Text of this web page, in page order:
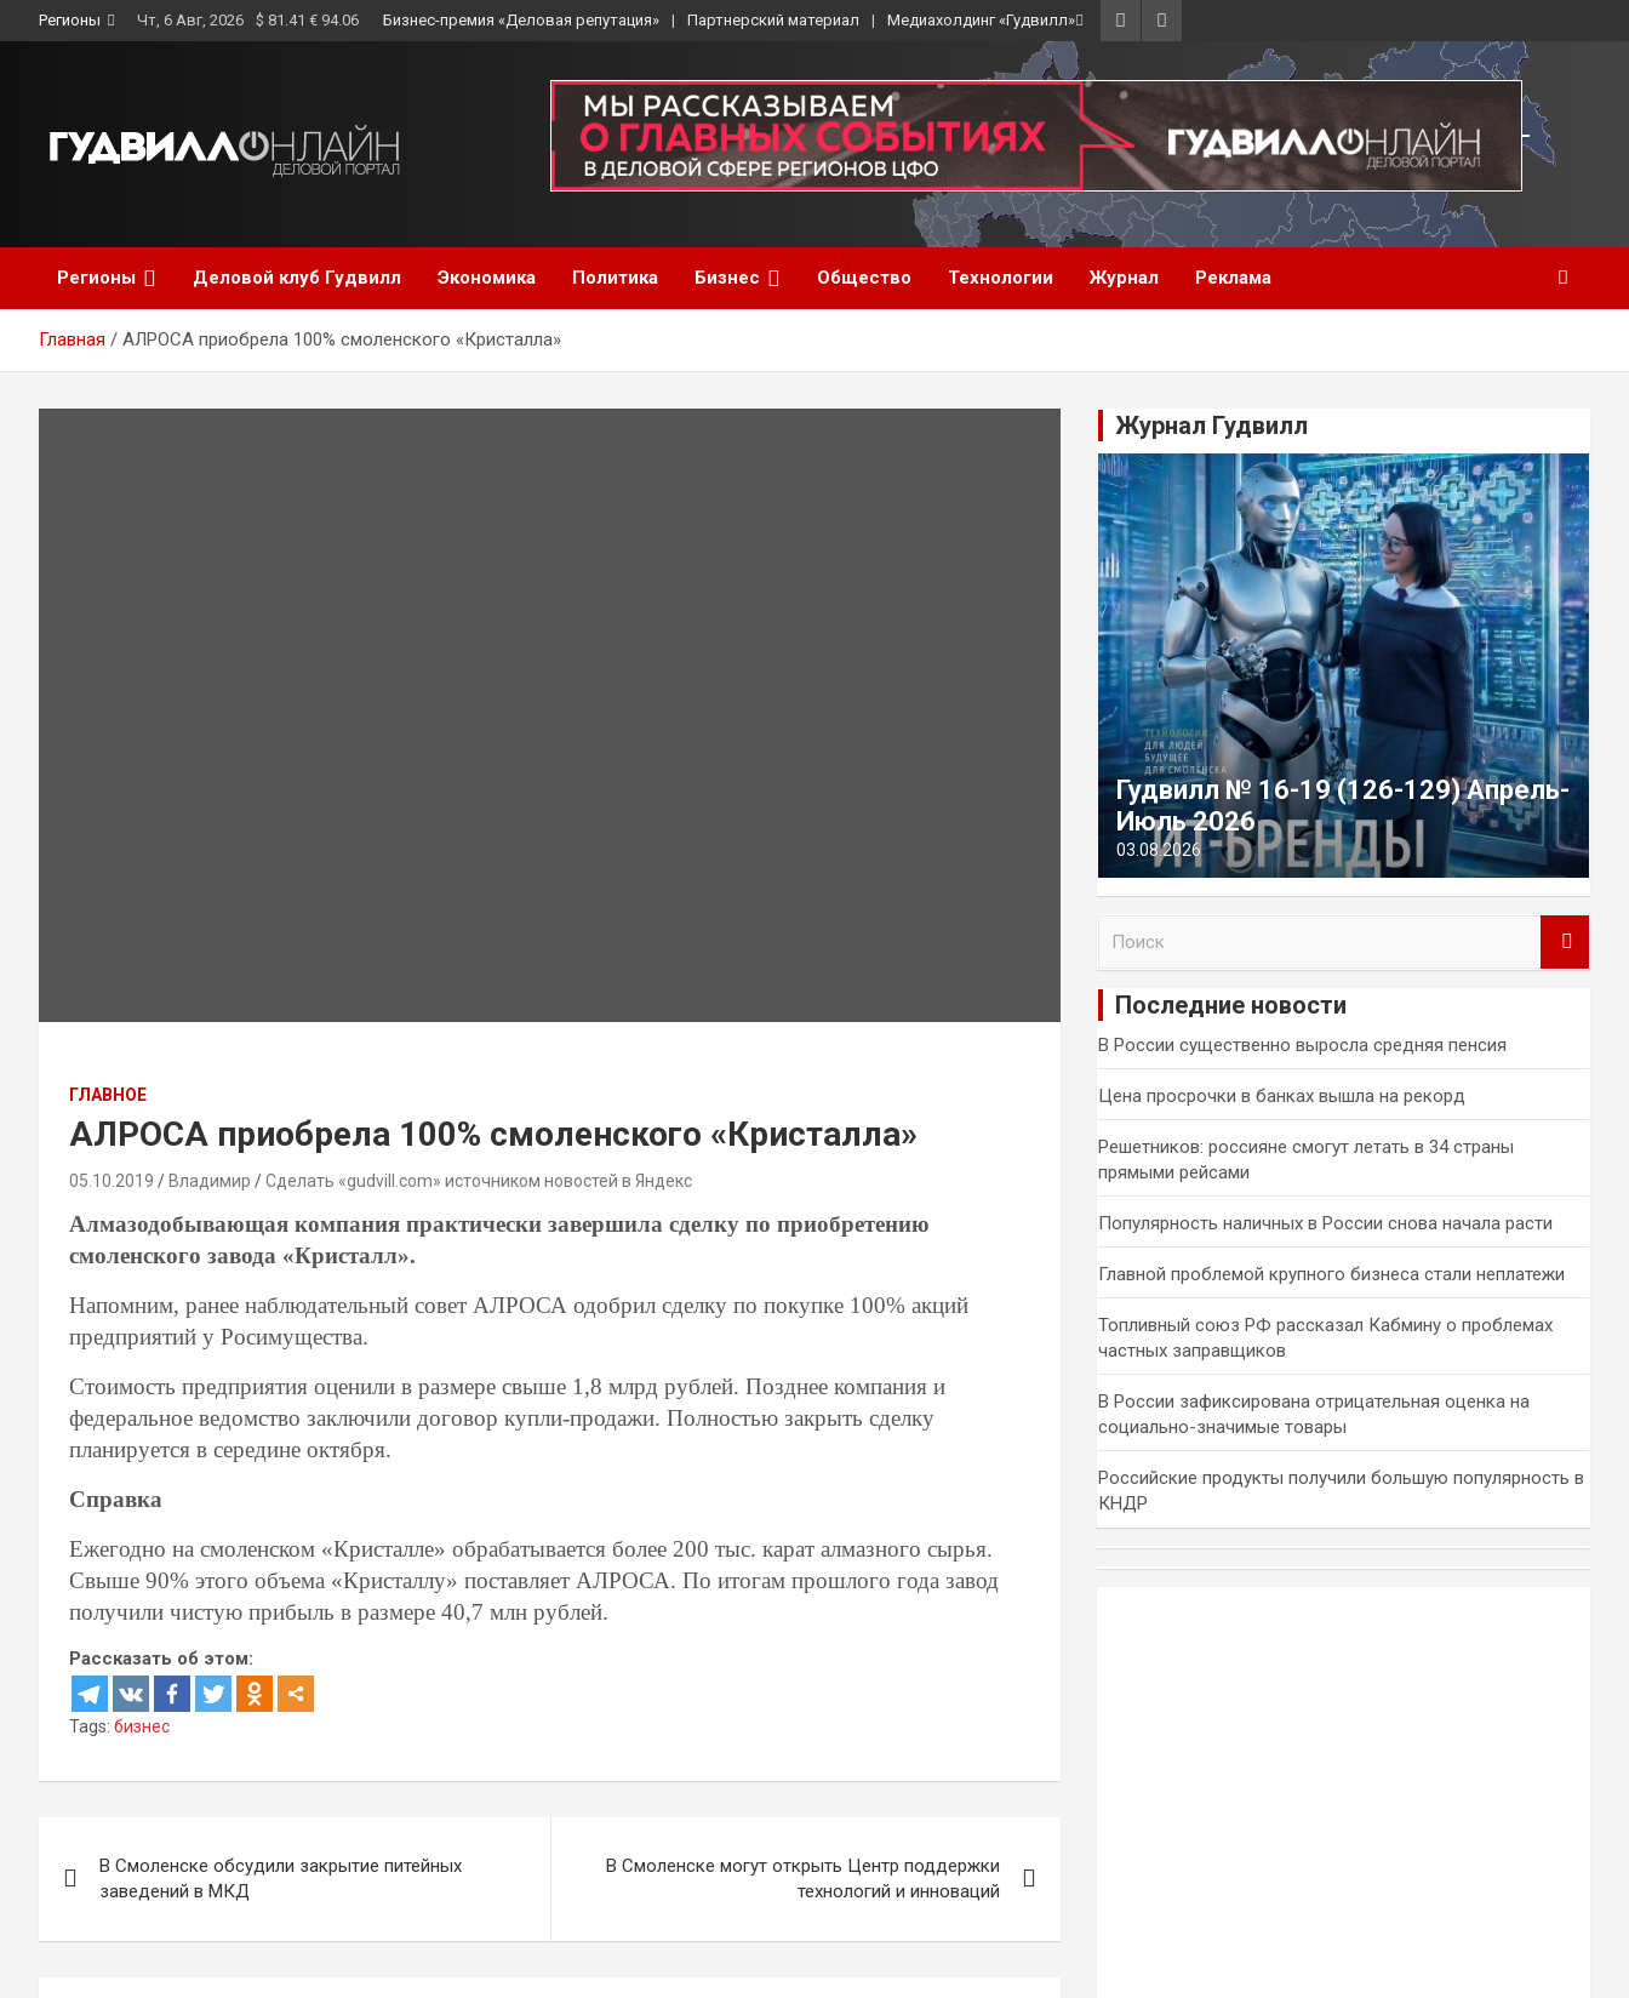
to
Регионы Чт, 6 Авг, 2026 $ 81.41 € 94.06 Бизнес-премия «Деловая репутация» Партнерский материал Медиахолдинг «Гудвилл»
Регионы Деловой клуб Гудвилл Экономика Политика Бизнес Общество Технологии Журнал Реклама
Главная АЛРОСА приобрела 100% смоленского «Кристалла»
ГЛАВНОЕ
АЛРОСА приобрела 100% смоленского «Кристалла»
05.10.2019 Владимир Сделать «gudvill.com» источником новостей в Яндекс
Алмазодобывающая компания практически завершила сделку по приобретению
смоленского завода «Кристалл».
Напомним, ранее наблюдательный совет АЛРОСА одобрил сделку по покупке 100% акций
предприятий у Росимущества.
Стоимость предприятия оценили в размере свыше 1,8 млрд рублей. Позднее компания и
федеральное ведомство заключили договор купли-продажи. Полностью закрыть сделку
планируется в середине октября.
Справка
Ежегодно на смоленском «Кристалле» обрабатывается более 200 тыс. карат алмазного сырья.
Свыше 90% этого объема «Кристаллу» поставляет АЛРОСА. По итогам прошлого года завод
получили чистую прибыль в размере 40,7 млн рублей.
Рассказать об этом:
Tags: бизнес
по
записям
В Смоленске обсудили закрытие питейных
заведений в МКД
В Смоленске могут открыть Центр поддержки
технологий и инноваций
Журнал Гудвилл
Гудвилл № 16-19 (126-129) Апрель-
Июль 2026
03.08.2026
и
Последние новости
В России существенно выросла средняя пенсия
Цена просрочки в банках вышла на рекорд
Решетников: россияне смогут летать в 34 страны
прямыми рейсами
Популярность наличных в России снова начала расти
Главной проблемой крупного бизнеса стали неплатежи
Топливный союз РФ рассказал Кабмину о проблемах
частных заправщиков
В России зафиксирована отрицательная оценка на
социально-значимые товары
Российские продукты получили большую популярность в
КНДР